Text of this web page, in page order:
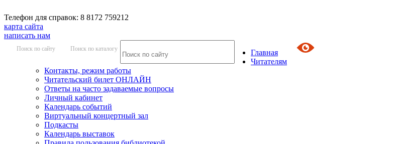
Телефон для справок: 8 8172 759212
карта сайта
написать нам
Поиск по сайту Поиск по каталогу
Главная
Читателям
Контакты, режим работы
Читательский билет ОНЛАЙН
Ответы на часто задаваемые вопросы
Личный кабинет
Календарь событий
Виртуальный концертный зал
Подкасты
Календарь выставок